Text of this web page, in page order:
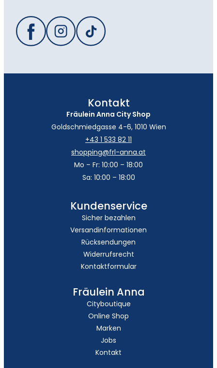
Kontakt
Fräulein Anna City Shop
Goldschmiedgasse 4-6, 1010 Wien
+43 1 533 82 11
shopping@frl-anna.at
Mo – Fr: 10:00 – 18:00
Sa: 10:00 – 18:00
Kundenservice
Sicher bezahlen
Versandinformationen
Rücksendungen
Widerrufsrecht
Kontaktformular
Fräulein Anna
Cityboutique
Online Shop
Marken
Jobs
Kontakt